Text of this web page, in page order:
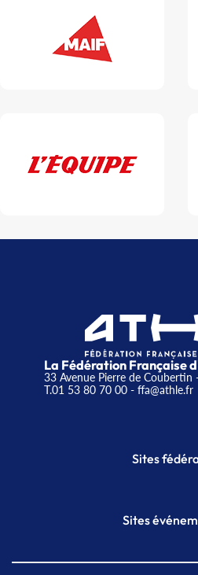
La Fédération Française
33 Avenue Pierre de Coubertin
T.01 53 80 70 00- ffa@athle.fr
Sites
Plateforme
Sites
Meeting de